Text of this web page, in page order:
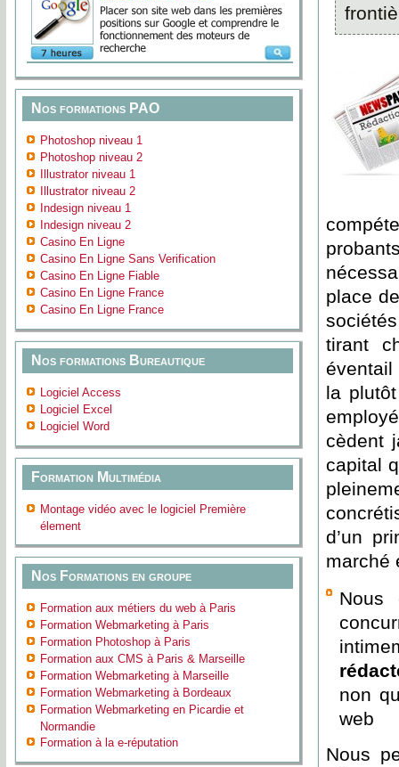
Nos formations PAO
Photoshop niveau 1
Photoshop niveau 2
Illustrator niveau 1
Illustrator niveau 2
Indesign niveau 1
Indesign niveau 2
Casino En Ligne
Casino En Ligne Sans Verification
Casino En Ligne Fiable
Casino En Ligne France
Casino En Ligne France
Nos formations Bureautique
Logiciel Access
Logiciel Excel
Logiciel Word
Formation Multimédia
Montage vidéo avec le logiciel Première
élement
Nos Formations en groupe
Formation aux métiers du web à Paris
Formation Webmarketing à Paris
Formation Photoshop à Paris
Formation aux CMS à Paris & Marseille
Formation Webmarketing à Marseille
Formation Webmarketing à Bordeaux
Formation Webmarketing en Picardie et
Normandie
Formation à la e-réputation
place
tirant
la
cèdent
capital
d’un
marché
Nous
non
web
Nous